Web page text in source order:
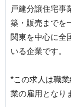
戸建分譲住宅事
築・販売までを
関東を中心に全
いる企業です。
*この求人は職
業の雇用となり